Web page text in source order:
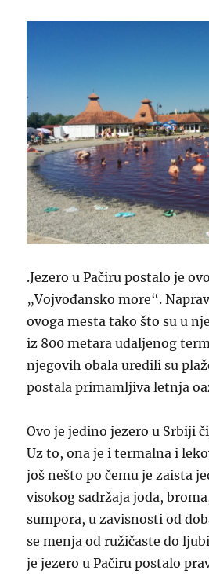
.Jezero u Pačiru postalo je
„Vojvođansko more“.
ovoga mesta tako što su u
iz 800 metara udaljenog
njegovih obala uredili su
postala primamljiva letnja
Ovo je jedino jezero u Srbiji
Uz to, ona je i termalna i
još nešto po čemu je zaista
visokog sadržaja joda,
sumpora, u zavisnosti od
se menja od ružičaste do
je jezero u Pačiru postalo